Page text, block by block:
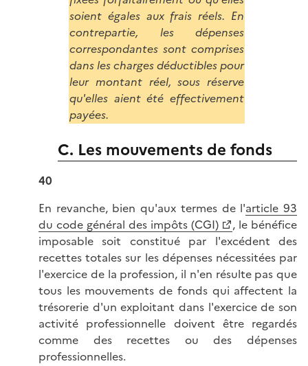
soient égales aux frais réels. En
contrepartie, les dépenses
correspondantes sont comprises
dans les charges déductibles pour
leur montant réel, sous réserve
qu'elles aient été effectivement
payées.
C. Les mouvements de fonds
40
En revanche, bien qu'aux termes de l'article 93
du code général des impôts (CGI)
, le bénéfice
imposable soit constitué par l'excédent des
recettes totales sur les dépenses nécessitées par
l'exercice de la profession, il n'en résulte pas que
tous les mouvements de fonds qui affectent la
trésorerie d'un exploitant dans l'exercice de son
activité professionnelle doivent être regardés
comme des recettes ou des dépenses
professionnelles.